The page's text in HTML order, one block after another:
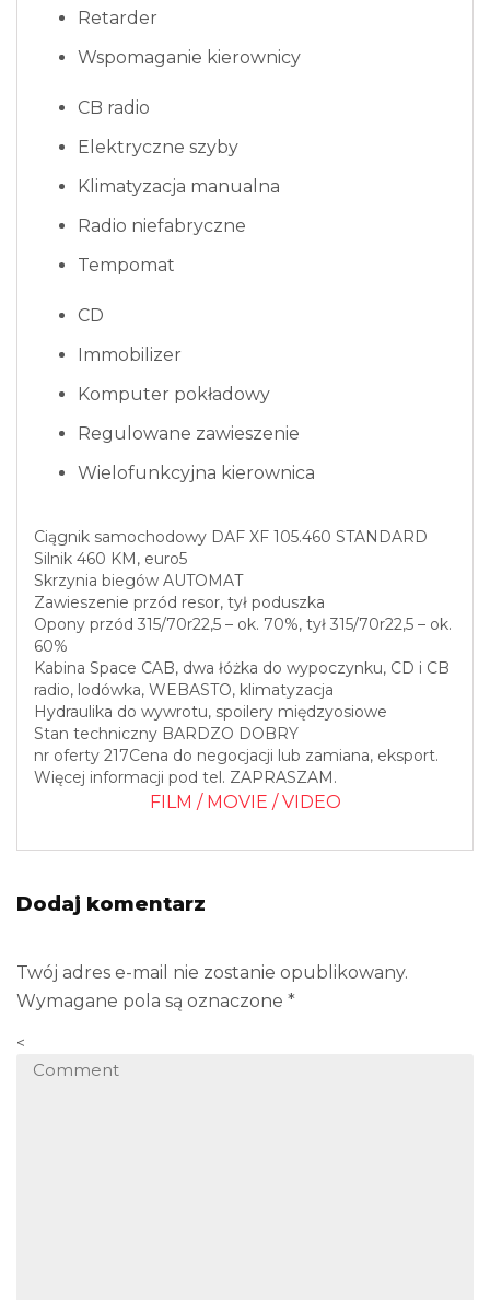
Retarder
Wspomaganie kierownicy
CB radio
Elektryczne szyby
Klimatyzacja manualna
Radio niefabryczne
Tempomat
CD
Immobilizer
Komputer pokładowy
Regulowane zawieszenie
Wielofunkcyjna kierownica
Ciągnik samochodowy DAF XF 105.460 STANDARD
Silnik 460 KM, euro5
Skrzynia biegów AUTOMAT
Zawieszenie przód resor, tył poduszka
Opony przód 315/70r22,5 – ok. 70%, tył 315/70r22,5 – ok.
60%
Kabina Space CAB, dwa łóżka do wypoczynku, CD i CB
radio, lodówka, WEBASTO, klimatyzacja
Hydraulika do wywrotu, spoilery międzyosiowe
Stan techniczny BARDZO DOBRY
nr oferty 217Cena do negocjacji lub zamiana, eksport.
Więcej informacji pod tel. ZAPRASZAM.
FILM / MOVIE / VIDEO
Dodaj komentarz
Twój adres e-mail nie zostanie opublikowany.
Wymagane pola są oznaczone *
<